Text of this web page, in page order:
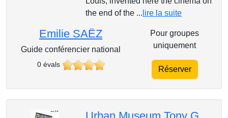
the end of the ... lire la suite
Emilie SAËZ
Guide conférencier national
0 évals
Pour groupes
uniquement
Réserver